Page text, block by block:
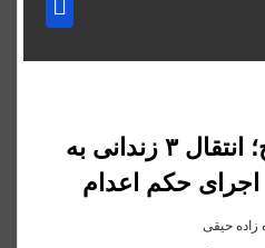
ندامتگاه مرکزی کرج؛ انتقال ۳ زندانی به
حکم اعدام
حیقی